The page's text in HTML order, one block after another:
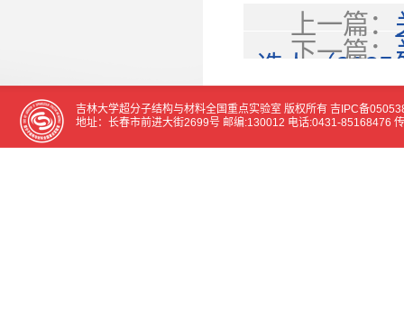
上一篇：
选人（2025
下一篇：
室、超分子
技活动周的
吉林大学超分子结构与材料全国重点实验室 版权所有 吉IPC备
地址：长春市前进大街2699号 邮编:130012 电话:0431-85168476